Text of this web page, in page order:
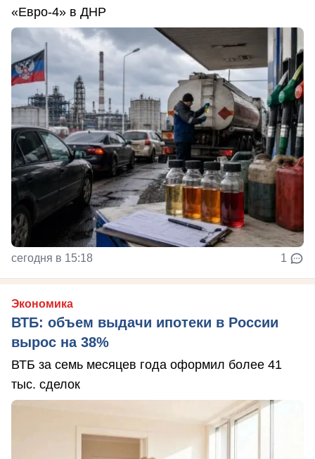
«Евро-4» в ДНР
сегодня в 15:18 1
Экономика
ВТБ: объем выдачи ипотеки в России
вырос на 38%
ВТБ за семь месяцев года оформил более 41
тыс. сделок